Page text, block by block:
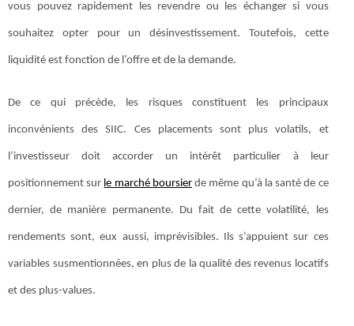
vous pouvez rapidement les revendre ou les échanger si vous
souhaitez opter pour un désinvestissement. Toutefois, cette
liquidité est fonction de l’offre et de la demande.
De ce qui précède, les risques constituent les principaux
inconvénients des SIIC. Ces placements sont plus volatils, et
l’investisseur doit accorder un intérêt particulier à leur
positionnement sur le marché boursierde même qu’à la santé de ce
dernier, de manière permanente. Du fait de cette volatilité, les
rendements sont, eux aussi, imprévisibles. Ils s’appuient sur ces
variables susmentionnées, en plus de la qualité des revenus locatifs
et des plus-values.